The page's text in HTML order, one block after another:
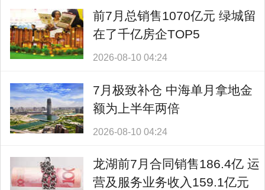
前7月总销售1070亿元 绿城留
在了千亿房企TOP5
2026-08-10 04:24
7月极致补仓 中海单月拿地金
额为上半年两倍
2026-08-10 04:24
龙湖前7月合同销售186.4亿 运
营及服务业务收入159.1亿元